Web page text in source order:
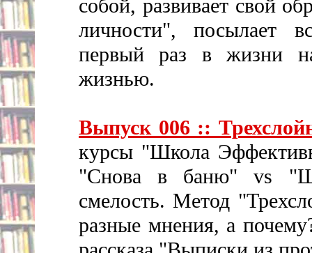
собой, развивает свой
личности", посылает
первый раз в жизни
жизнью.
Выпуск 006 ::
курсы "Школа
"Снова в баню" vs
смелость. Метод
разные мнения, а